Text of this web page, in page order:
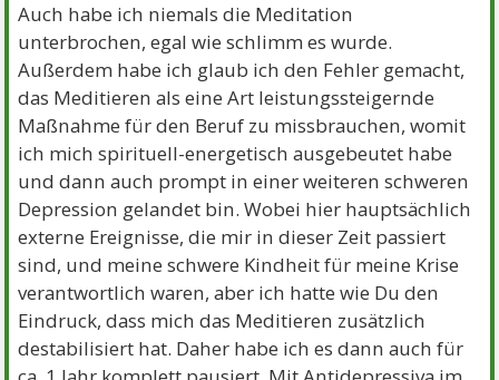
Auch habe ich niemals die Meditation
unterbrochen, egal wie schlimm es wurde.
Außerdem habe ich glaub ich den Fehler gemacht,
das Meditieren als eine Art leistungssteigernde
Maßnahme für den Beruf zu missbrauchen, womit
ich mich spirituell-energetisch ausgebeutet habe
und dann auch prompt in einer weiteren schweren
Depression gelandet bin. Wobei hier hauptsächlich
externe Ereignisse, die mir in dieser Zeit passiert
sind, und meine schwere Kindheit für meine Krise
verantwortlich waren, aber ich hatte wie Du den
Eindruck, dass mich das Meditieren zusätzlich
destabilisiert hat. Daher habe ich es dann auch für